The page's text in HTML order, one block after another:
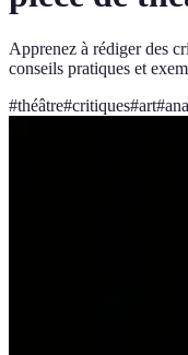
Apprenez à rédiger des
conseils pratiques et
#théâtre#critiques#art#